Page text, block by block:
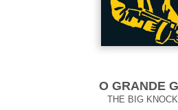
O GRANDE
THE BIG